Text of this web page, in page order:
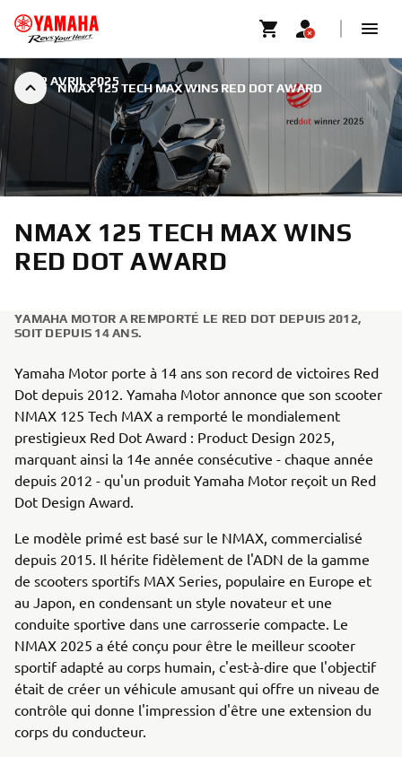
NMAX 125 TECH MAX WINS RED DOT AWARD
22 AVRIL 2025
NMAX 125 TECH MAX WINS
RED DOT AWARD
YAMAHA MOTOR A REMPORTÉ LE RED DOT DEPUIS 2012,
SOIT DEPUIS 14 ANS.
Yamaha Motor porte à 14 ans son record de victoires Red
Dot depuis 2012. Yamaha Motor annonce que son scooter
NMAX 125 Tech MAX a remporté le mondialement
prestigieux Red Dot Award : Product Design 2025,
marquant ainsi la 14e année consécutive - chaque année
depuis 2012 - qu'un produit Yamaha Motor reçoit un Red
Dot Design Award.
Le modèle primé est basé sur le NMAX, commercialisé
depuis 2015. Il hérite fidèlement de l'ADN de la gamme
de scooters sportifs MAX Series, populaire en Europe et
au Japon, en condensant un style novateur et une
conduite sportive dans une carrosserie compacte. Le
NMAX 2025 a été conçu pour être le meilleur scooter
sportif adapté au corps humain, c'est-à-dire que l'objectif
était de créer un véhicule amusant qui offre un niveau de
contrôle qui donne l'impression d'être une extension du
corps du conducteur.